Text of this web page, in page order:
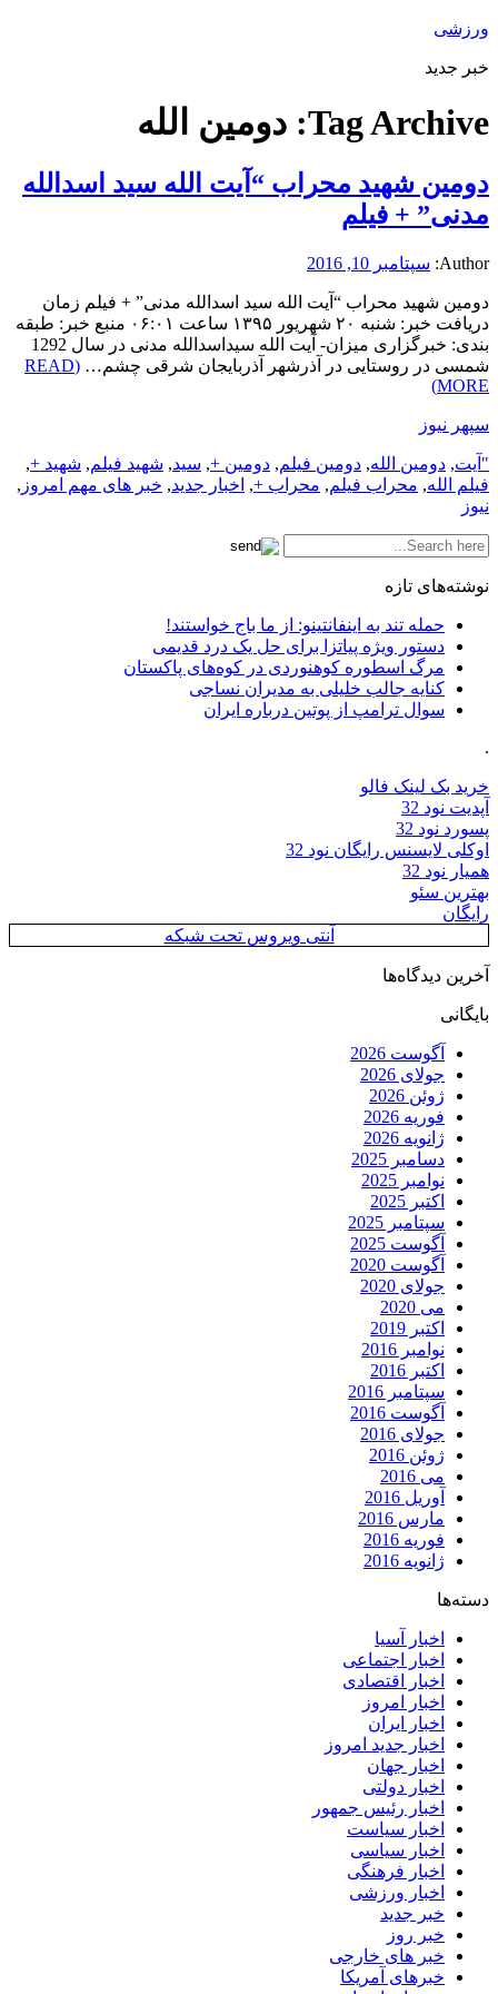
ورزشی
خبر جدید
Tag Archive: دومین الله
دومین شهید محراب “آیت الله سید اسدالله
مدنی” + فیلم
Author: سپتامبر 10, 2016
دومین شهید محراب “آیت الله سید اسدالله مدنی” + فیلم زمان
دریافت خبر: شنبه ۲۰ شهریور ۱۳۹۵ ساعت ۰۶:۰۱ منبع خبر: طبقه
بندی: خبرگزاری میزان- آیت الله سیداسدالله مدنی در سال 1292
شمسی در روستایی در آذرشهر آذربایجان شرقی چشم…
(READ
MORE)
سپهر نیوز
"آیت, دومین الله, دومین فیلم, دومین +, سید, شهید فیلم, شهید +,
فیلم الله, محراب فیلم, محراب +, اخبار جدید, خبر های مهم امروز ,
نیوز
نوشته‌های تازه
حمله تند به اینفانتینو: از ما باج خواستند!
دستور ویژه پیاتزا برای حل یک درد قدیمی
مرگ اسطوره کوهنوردی در کوه‌های پاکستان
کنایه جالب خلیلی به مدیران نساجی
سوال ترامپ از پوتین درباره ایران
.
خرید بک لینک فالو
آپدیت نود 32
پسورد نود 32
اوکلی لایسنس رایگان نود 32
همیار نود 32
بهترین سئو
رایگان
آنتی ویروس تحت شبکه
آخرین دیدگاه‌ها
بایگانی
آگوست 2026
جولای 2026
ژوئن 2026
فوریه 2026
ژانویه 2026
دسامبر 2025
نوامبر 2025
اکتبر 2025
سپتامبر 2025
آگوست 2025
آگوست 2020
جولای 2020
می 2020
اکتبر 2019
نوامبر 2016
اکتبر 2016
سپتامبر 2016
آگوست 2016
جولای 2016
ژوئن 2016
می 2016
آوریل 2016
مارس 2016
فوریه 2016
ژانویه 2016
دسته‌ها
اخبار آسیا
اخبار اجتماعی
اخبار اقتصادی
اخبار امروز
اخبار ایران
اخبار جدید امروز
اخبار جهان
اخبار دولتی
اخبار رئیس جمهور
اخبار سیاست
اخبار سیاسی
اخبار فرهنگی
اخبار ورزشی
خبر جدید
خبر روز
خبر های خارجی
خبرهای آمریکا